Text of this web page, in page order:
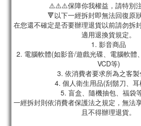
⚠️⚠️⚠️保障你我權益，請特
🔻以下一經拆封即無法回復原
在您還不確定是否要辦理退貨以前請勿拆
適用退換貨規定。
1. 影音商品
2. 電腦軟體(如影音/遊戲光碟、電腦軟體
VCD等)
3. 依消費者要求所為之客
4. 個人衛生用品(刮鬍刀、
5. 盲盒、隨機抽包、福袋
一經拆封則依消費者保護法之規定，無法
且不得辦理退貨。